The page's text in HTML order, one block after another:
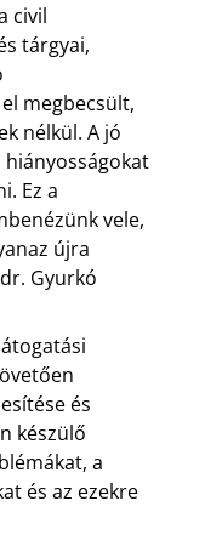
civil
tárgyai,
megbecsült,
nélkül. A jó
Ez a
vele,
újra
Gyurkó
és
készülő
a
és az ezekre